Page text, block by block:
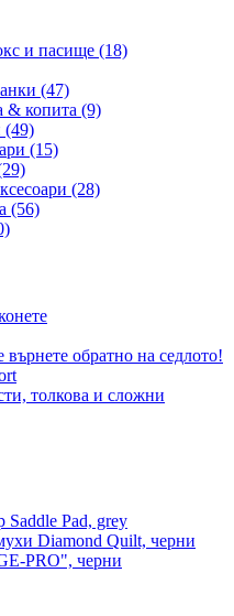
и пасище (18)
(47)
& копита (9)
(49)
(15)
(28)
(56)
обратно на седлото!
толкова и сложни
Saddle Pad, grey
Diamond Quilt, черни
PRO", черни